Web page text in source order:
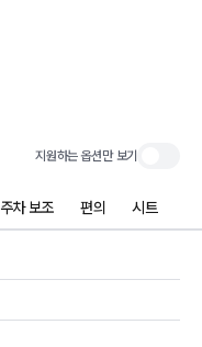
지원하는 옵션만 보기
주차 보조 편의 시트